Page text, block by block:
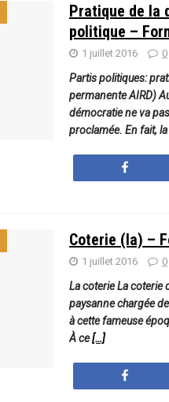
Pratique de la
politique –
1 juillet 2016 0
Partis politiques:
permanente AIRD)
démocratie ne va
proclamée. En fait,
Coterie (la) –
1 juillet 2016 0
La coterie La coterie
paysanne chargée
à cette fameuse
À ce[…]